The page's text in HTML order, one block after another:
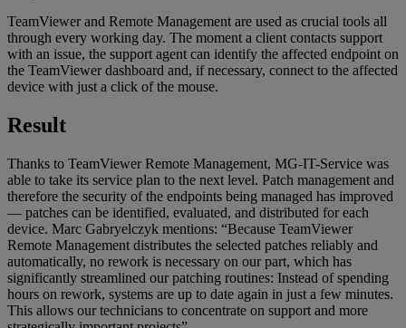
TeamViewer and Remote Management are used as crucial tools all
through every working day. The moment a client contacts support
with an issue, the support agent can identify the affected endpoint on
the TeamViewer dashboard and, if necessary, connect to the affected
device with just a click of the mouse.
Result
Thanks to TeamViewer Remote Management, MG-IT-Service was
able to take its service plan to the next level. Patch management and
therefore the security of the endpoints being managed has improved
— patches can be identified, evaluated, and distributed for each
device. Marc Gabryelczyk mentions: “Because TeamViewer
Remote Management distributes the selected patches reliably and
automatically, no rework is necessary on our part, which has
significantly streamlined our patching routines: Instead of spending
hours on rework, systems are up to date again in just a few minutes.
This allows our technicians to concentrate on support and more